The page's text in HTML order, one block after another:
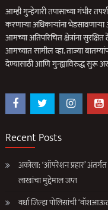
आम्ही गुन्हेगारी तपासाच्या गंभीर
करणार्‍या अधिकार्‍यांना
आमच्या अतिपरिचित क्षेत्रांना
आमच्यात सामील व्हा. ताज्या
देण्यासाठी आणि गुन्ह्याविरुद्ध सुरू
Recent Posts
अकोला: ‘ऑपरेशन प्रहार’
लाखांचा मुद्देमाल जप्त
वर्धा जिल्हा पोलिसांची